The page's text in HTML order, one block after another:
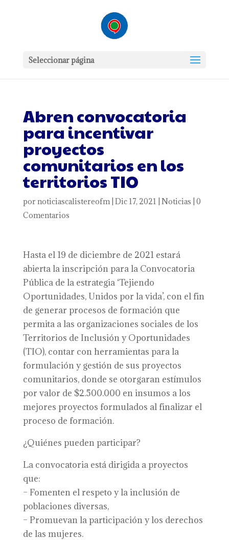
Seleccionar página
Abren convocatoria
para incentivar
proyectos
comunitarios en los
territorios TIO
por noticiascalistereofm| Dic 17, 2021 Noticias 0
Comentarios
Hasta el 19 de diciembre de 2021 estará
abierta la inscripción para la Convocatoria
Pública de la estrategia ‘Tejiendo
Oportunidades, Unidos por la vida’, con el fin
de generar procesos de formación que
permita a las organizaciones sociales de los
Territorios de Inclusión y Oportunidades
(TIO), contar con herramientas para la
formulación y gestión de sus proyectos
comunitarios, donde se otorgaran estímulos
por valor de $2.500.000 en insumos a los
mejores proyectos formulados al finalizar el
proceso de formación.
¿Quiénes pueden participar?
La convocatoria está dirigida a proyectos
que:
– Fomenten el respeto y la inclusión de
poblaciones diversas,
– Promuevan la participación y los derechos
de las mujeres.